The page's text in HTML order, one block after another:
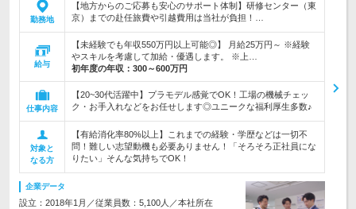
勤務地
【地方からのご応募も安心のサポート体制】研修センター（東
京）までの赴任旅費や引越費用は当社が負担！…
給与
【未経験でも年収550万円以上可能◎】 月給25万円～ ※経験
やスキルを考慮して加給・優遇します。 ※上…
初年度の年収： 300～600万円
仕事内容
【20~30代活躍中】プラモデル感覚でOK！工場の機械チェッ
ク・お手入れなどをお任せします◎ユニークな福利厚生多数♪
対象と
なる方
【有給消化率80%以上】これまでの経験・学歴などは一切不
問！難しい志望動機も必要ありません！「そろそろ正社員にな
りたい」そんな気持ちでOK！
企業データ
設立：2018年1月／従業員数：5,100人／本社所在